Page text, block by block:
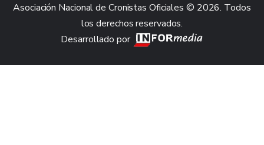
Asociación Nacional de Cronistas Oficiales © 2026. Todos
los derechos reservados.
Desarrollado por